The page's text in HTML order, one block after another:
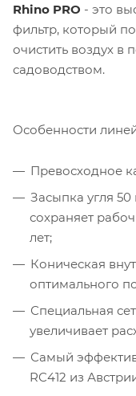
Rhino PRO - это
фильтр, который
очистить воздух в
садоводством.
Особенности
Превосходное
Засыпка угля
сохраняет
лет;
Коническая
оптимального
Специальная
увеличивает
Самый
RC412 из